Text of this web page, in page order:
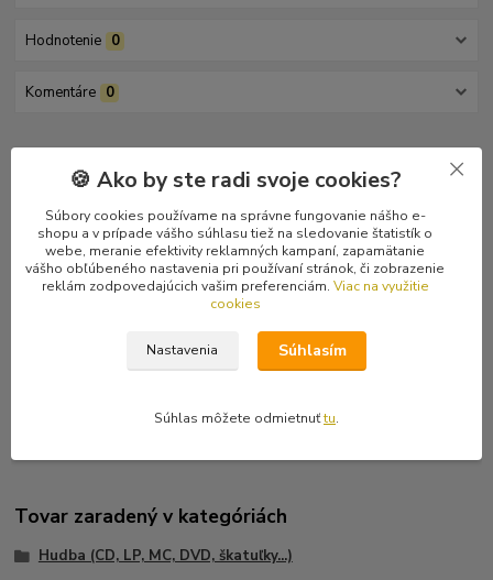
Hodnotenie 0
Komentáre 0
Posledné dva, zacelofánované kusy.
Tracklist:
1 Under The Reign Of Hate
Tovar zaradený v kategóriách
Hudba (CD, LP, MC, DVD, škatuľky...)
🍪 Ako by ste radi svoje cookies?
Súbory cookies používame na správne fungovanie nášho e-
shopu a v prípade vášho súhlasu tiež na sledovanie štatistík o
webe, meranie efektivity reklamných kampaní, zapamätanie
vášho obľúbeného nastavenia pri používaní stránok, či zobrazenie
reklám zodpovedajúcich vašim preferenciám. Viac na využitie
cookies
Nastavenia Súhlasím
Súhlas môžete odmietnuťtu.